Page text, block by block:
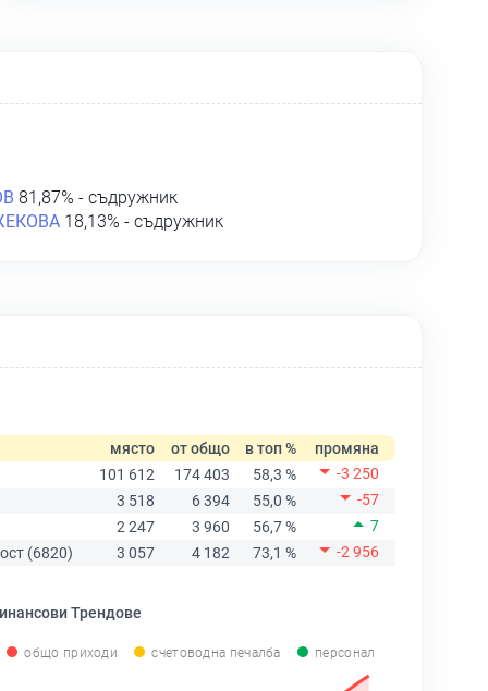
81,87% - съдружник
18,13% - съдружник
място от общо в топ %
промяна
101 612
174 403 58,3 %
-3 250
3 518
6 394 55,0 %
-57
2 247
3 960 56,7 %
7
(6820)
3 057 4 182 73,1 % -2 956
Трендове
общо приходи счетоводна печалба персонал